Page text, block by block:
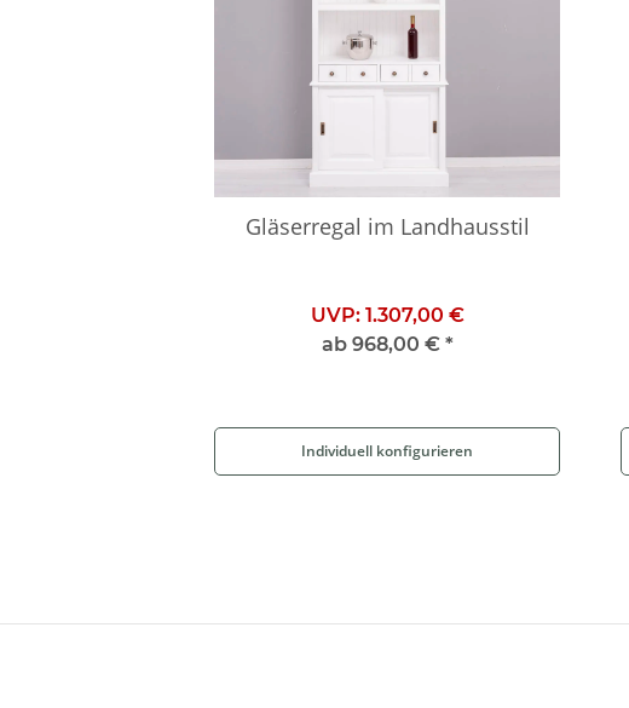
Gläserregal im Landhausstil
UVP: 1.307,00 €
ab 968,00 € *
Individuell konfigurieren